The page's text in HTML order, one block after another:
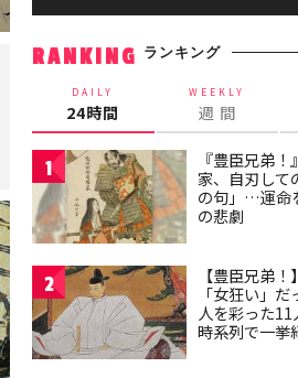
RANKING ランキング
DAILY
24時間
WEEKLY
週 間
1
『豊臣兄弟
家、自刃して
の句」…運命
の悲劇
2
【豊臣兄弟
「女狂い」
人を彩った
時系列で一挙